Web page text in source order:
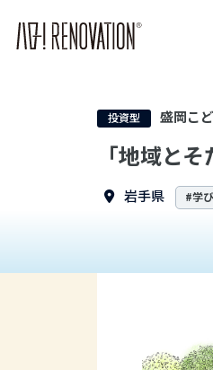
投資型 盛岡こ
「地域と
岩手県 #学